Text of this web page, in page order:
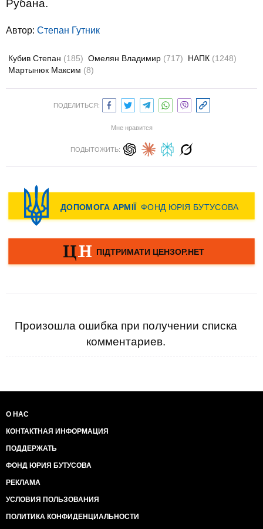
Рубана.
Автор: Степан Гутник
Кубив Степан (185) Омелян Владимир (717) НАПК (1248)
Мартынюк Максим (8)
ПОДЕЛИТЬСЯ:
Мне нравится
ПОДЫТОЖИТЬ:
Произошла ошибка при получении списка
комментариев.
О НАС
КОНТАКТНАЯ ИНФОРМАЦИЯ
ПОДДЕРЖАТЬ
ФОНД ЮРИЯ БУТУСОВА
РЕКЛАМА
УСЛОВИЯ ПОЛЬЗОВАНИЯ
ПОЛИТИКА КОНФИДЕНЦИАЛЬНОСТИ